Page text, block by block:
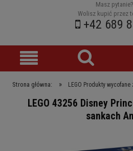
Masz pytanie?
Wolisz kupić przez
+42 689
Strona główna: » LEGO Produkty wycofane
LEGO 43256 Disney
sankach